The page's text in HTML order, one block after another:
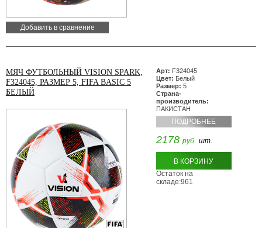
Добавить в сравнение
МЯЧ ФУТБОЛЬНЫЙ VISION SPARK,
F324045, РАЗМЕР 5, FIFA BASIC 5
БЕЛЫЙ
Арт: F324045
Цвет: Белый
Размер: 5
Страна-
производитель:
ПАКИСТАН
ПОДРОБНЕЕ
2178 руб. шт.
В КОРЗИНУ
Остаток на
складе:961